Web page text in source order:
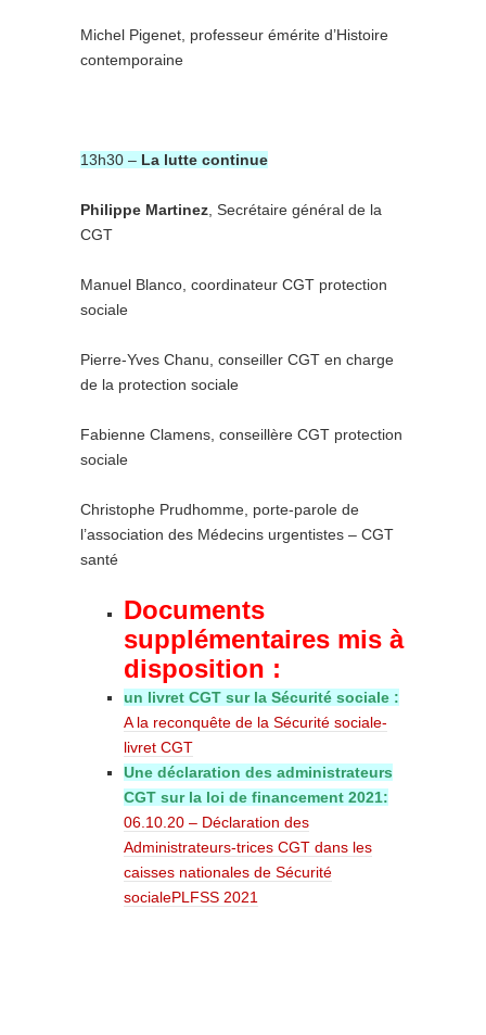
Michel Pigenet, professeur émérite d’Histoire
contemporaine
13h30 – La lutte continue
Philippe Martinez , Secrétaire général de la
CGT
Manuel Blanco, coordinateur CGT protection
sociale
Pierre-Yves Chanu, conseiller CGT en charge
de la protection sociale
Fabienne Clamens, conseillère CGT protection
sociale
Christophe Prudhomme, porte-parole de
l’association des Médecins urgentistes – CGT
santé
Documents
supplémentaires mis à
disposition :
un livret CGT sur la Sécurité sociale :
A la reconquête de la Sécurité sociale-
livret CGT
Une déclaration des administrateurs
CGT sur la loi de financement 2021:
06.10.20 – Déclaration des
Administrateurs-trices CGT dans les
caisses nationales de Sécurité
socialePLFSS 2021